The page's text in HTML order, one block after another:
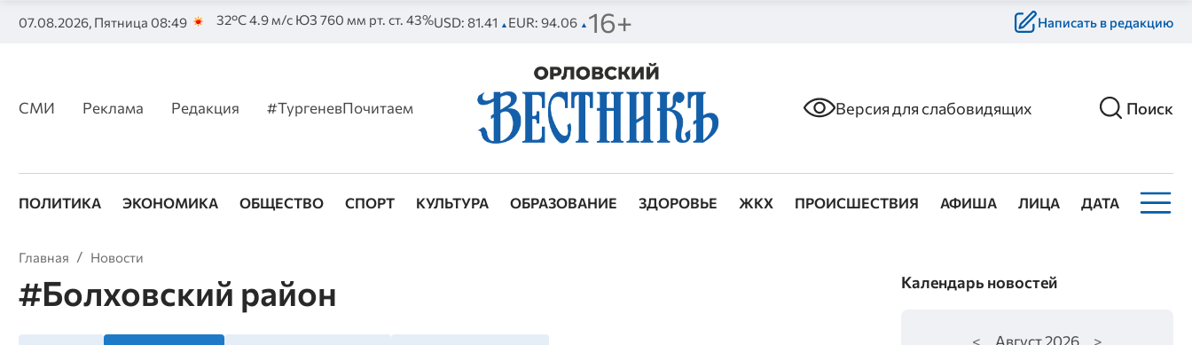
07.08.2026, Пятница 08:49 32°C 4.9 м/с ЮЗ 760 мм рт. ст. 43%USD: 81.41 ▲ EUR: 94.06 ▲ 16+ Написать в редакцию
СМИ Реклама Редакция #ТургеневПочитаем Версия для слабовидящих Поиск
ПОЛИТИКА ЭКОНОМИКА ОБЩЕСТВО СПОРТ КУЛЬТУРА ОБРАЗОВАНИЕ ЗДОРОВЬЕ ЖКХ ПРОИСШЕСТВИЯ АФИША ЛИЦА ДАТА
Главная Новости
#Болховский район Календарь новостей
< Август2026 >